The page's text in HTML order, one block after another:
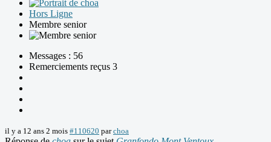
Hors Ligne
Membre senior
Messages : 56
Remerciements reçus 3
il y a 12 ans 2 mois #110620 parchoa